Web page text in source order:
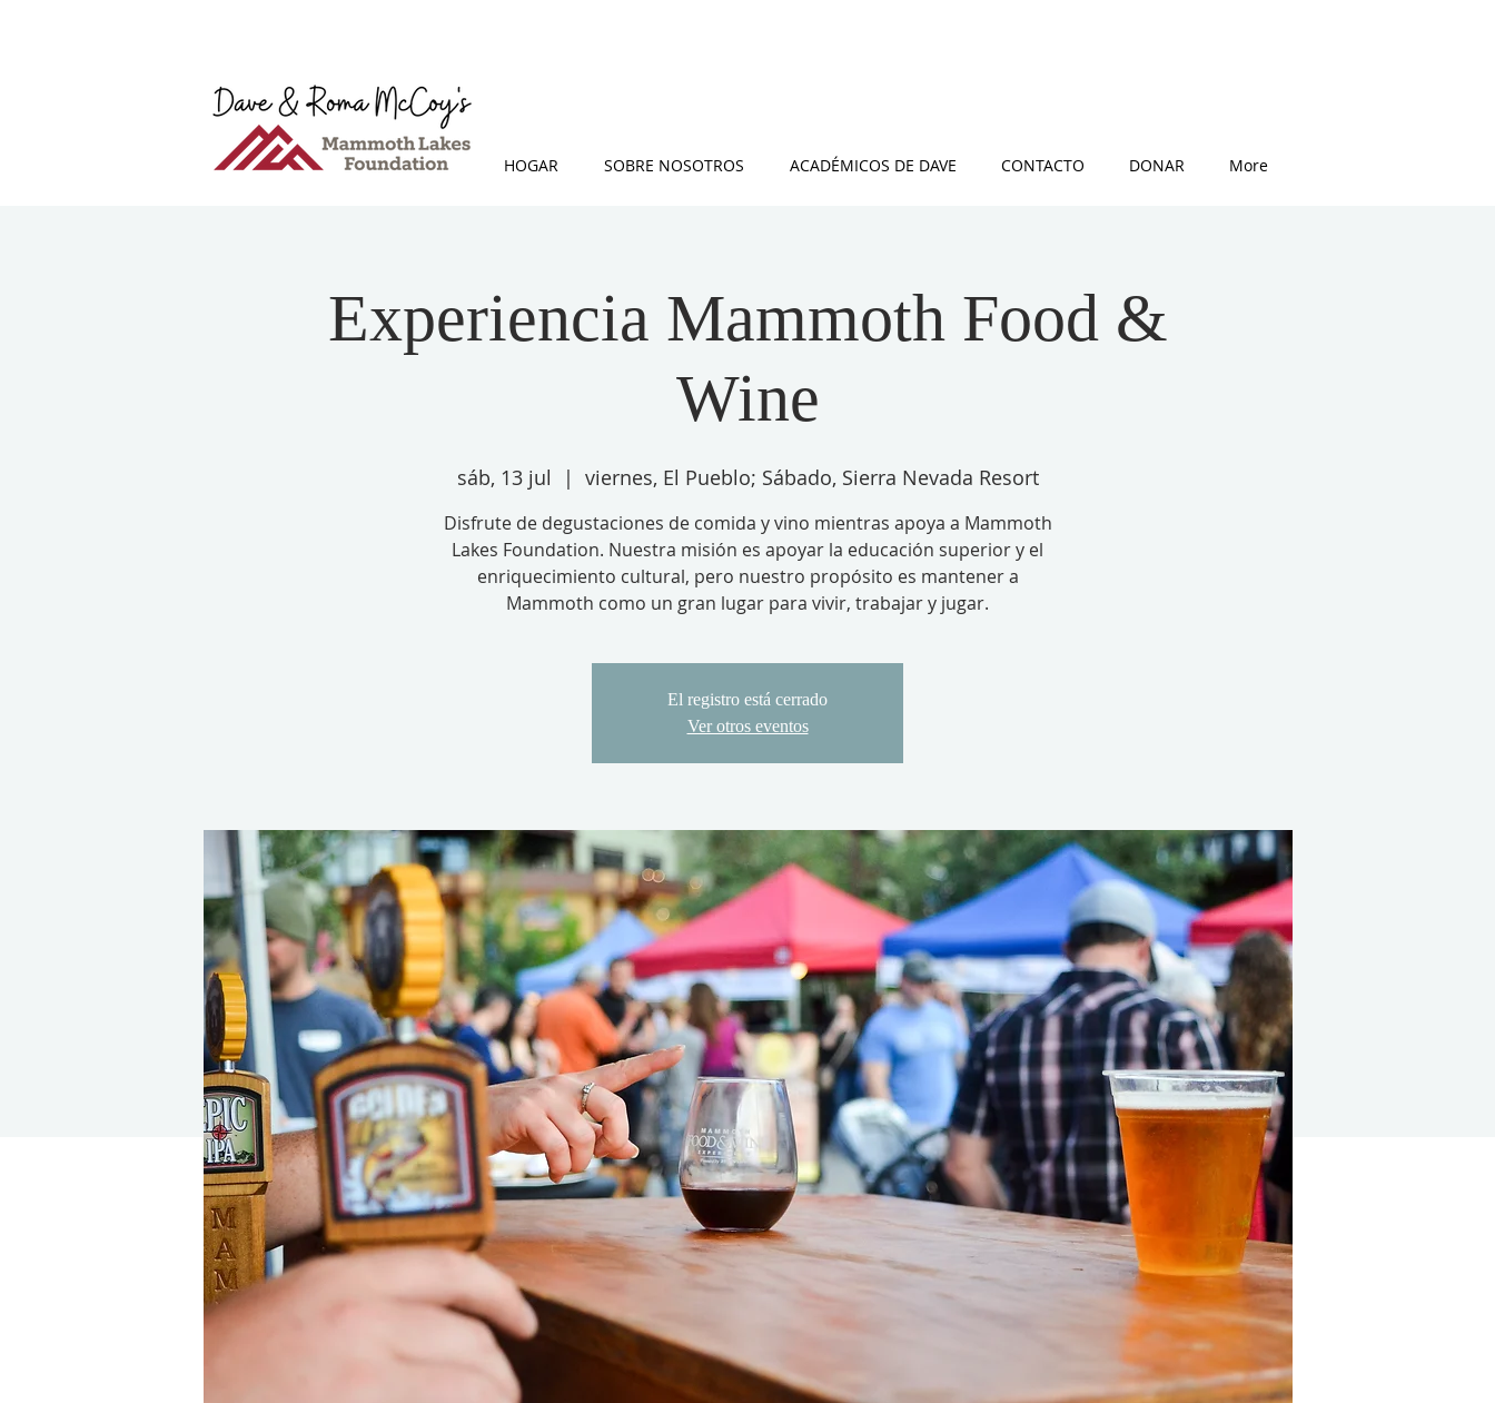
HOGAR SOBRE NOSOTROS ACADÉMICOS DE DAVE CONTACTO DONAR More
Experiencia Mammoth Food &
Wine
sáb, 13 jul
  |
viernes, El Pueblo; Sábado, Sierra Nevada Resort
Disfrute de degustaciones de comida y vino mientras apoya a Mammoth
Lakes Foundation. Nuestra misión es apoyar la educación superior y el
enriquecimiento cultural, pero nuestro propósito es mantener a
Mammoth como un gran lugar para vivir, trabajar y jugar.
El registro está cerrado
Ver otros eventos